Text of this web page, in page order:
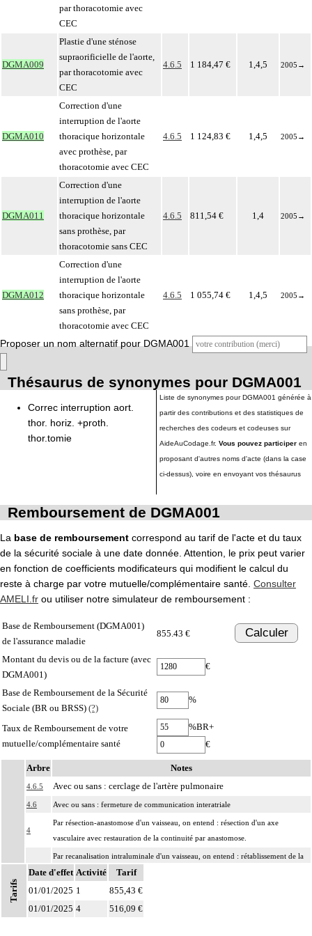
par thoracotomie avec
CEC
DGMA009
Plastie d'une sténose
supraorificielle de l'aorte,
par thoracotomie avec
CEC
4.6.5 1 184,47 € 1,4,5 2005 →
DGMA010
Correction d'une
interruption de l'aorte
thoracique horizontale
avec prothèse, par
thoracotomie avec CEC
4.6.5 1 124,83 € 1,4,5 2005 →
DGMA011
Correction d'une
interruption de l'aorte
thoracique horizontale
sans prothèse, par
thoracotomie sans CEC
4.6.5 811,54 € 1,4 2005 →
DGMA012
Correction d'une
interruption de l'aorte
thoracique horizontale
sans prothèse, par
thoracotomie avec CEC
4.6.5 1 055,74 € 1,4,5 2005 →
Proposer un nom alternatif pour DGMA001
Thésaurus de synonymes pour DGMA001
Correc interruption aort.
thor. horiz. +proth.
thor.tomie
Liste de synonymes pour DGMA001 générée à
partir des contributions et des statistiques de
recherches des codeurs et codeuses sur
AideAuCodage.fr. Vous pouvez participer en
proposant d'autres noms d'acte (dans la case
ci-dessus), voire en envoyant vos thésaurus
Remboursement de DGMA001
La base de remboursement correspond au tarif de l'acte et du taux
de la sécurité sociale à une date donnée. Attention, le prix peut varier
en fonction de coefficients modificateurs qui modifient le calcul du
reste à charge par votre mutuelle/complémentaire santé. Consulter
AMELI.fr ou utiliser notre simulateur de remboursement :
Base de Remboursement (DGMA001)
de l'assurance maladie
855.43 € Calculer
Montant du devis ou de la facture (avec
DGMA001)
€
Base de Remboursement de la Sécurité
Sociale (BR ou BRSS) (?)
%
Taux de Remboursement de votre
mutuelle/complémentaire santé
%BR+
€
Arbre Notes
4.6.5 Avec ou sans : cerclage de l'artère pulmonaire
4.6 Avec ou sans : fermeture de communication interatriale
4
Par résection-anastomose d'un vaisseau, on entend : résection d'un axe
vasculaire avec restauration de la continuité par anastomose.
4
Par recanalisation intraluminale d'un vaisseau, on entend : rétablissement de la
circulation dans un vaisseau par forage guidé d'une néolumière au travers d'un
obstacle totalement obstructif. Elle inclut la dilatation du vaisseau.
4
Par endoprothèse vasculaire, on entend : prothèse vasculaire non couverte,
Tarifs
Date d'effet Activité
Tarif
01/01/2025 1
855,43 €
01/01/2025 4 516,09 €